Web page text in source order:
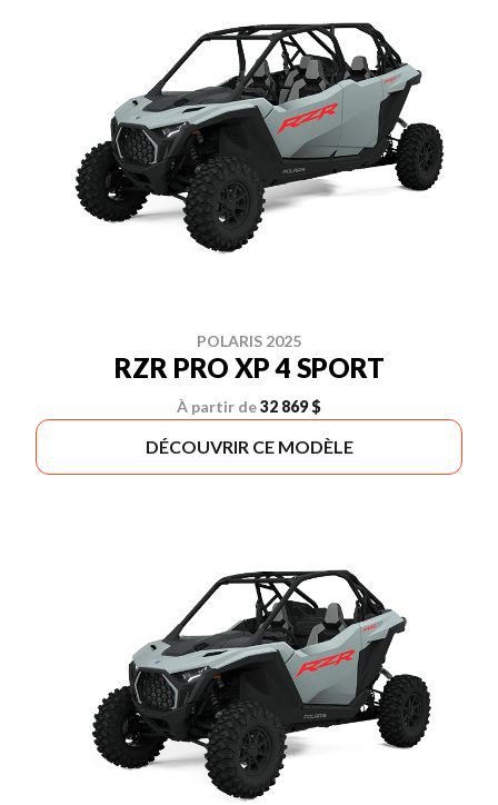
POLARIS 2025
RZR PRO XP 4 SPORT
À partir de32 869 $
DÉCOUVRIR CE MODÈLE